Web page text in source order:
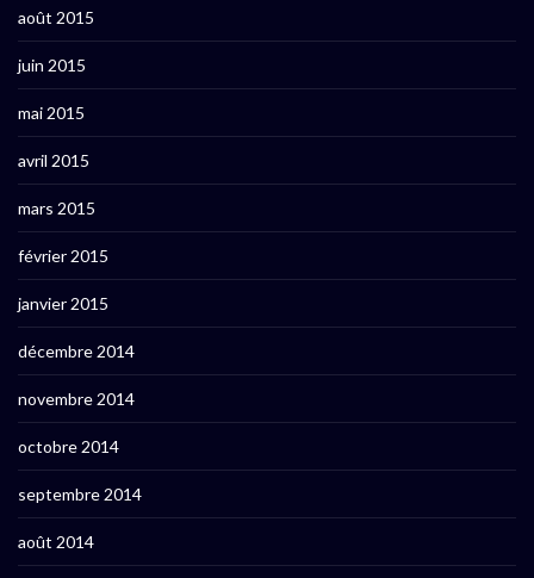
août 2015
juin 2015
mai 2015
avril 2015
mars 2015
février 2015
janvier 2015
décembre 2014
novembre 2014
octobre 2014
septembre 2014
août 2014